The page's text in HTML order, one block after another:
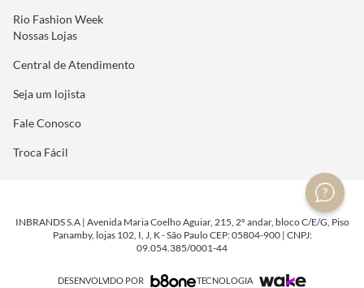
Rio Fashion Week
Nossas Lojas
Central de Atendimento
Seja um lojista
Fale Conosco
Troca Fácil
INBRANDS S.A | Avenida Maria Coelho Aguiar, 215, 2º andar, bloco C/E/G, Piso
Panamby, lojas 102, I, J, K - São Paulo CEP: 05804-900 | CNPJ:
09.054.385/0001-44
DESENVOLVIDO POR TECNOLOGIA